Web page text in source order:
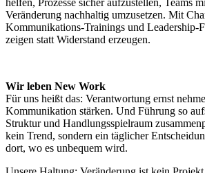
Veränderung nachhaltig umzusetzen. Mit
Kommunikations-Trainings und Leadership-
zeigen statt Widerstand erzeugen.
Wir leben New Work
Für uns heißt das: Verantwortung ernst
Kommunikation stärken. Und Führung so
Struktur und Handlungsspielraum
kein Trend, sondern ein täglicher
dort, wo es unbequem wird.